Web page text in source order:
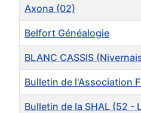
Axona (02)
Belfort Généalogie
BLANC CASSIS
Bulletin de l'Association
Bulletin de la SHAL (52 -